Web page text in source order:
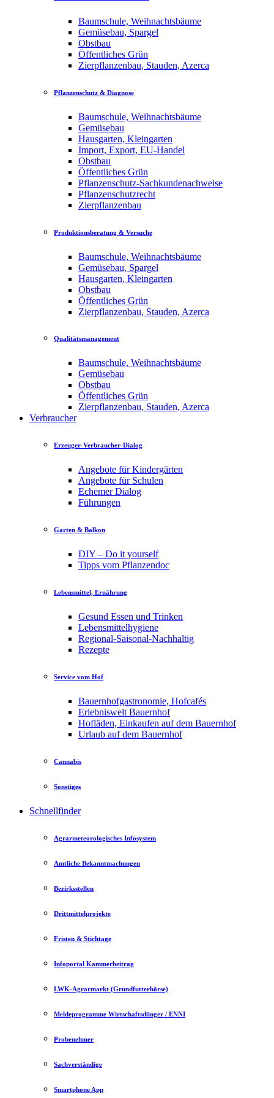
Baumschule, Weihnachtsbäume
Gemüsebau, Spargel
Obstbau
Öffentliches Grün
Zierpflanzenbau, Stauden, Azerca
Pflanzenschutz & Diagnose
Baumschule, Weihnachtsbäume
Gemüsebau
Hausgarten, Kleingarten
Import, Export, EU-Handel
Obstbau
Öffentliches Grün
Pflanzenschutz-Sachkundenachweise
Pflanzenschutzrecht
Zierpflanzenbau
Produktionsberatung & Versuche
Baumschule, Weihnachtsbäume
Gemüsebau, Spargel
Hausgarten, Kleingarten
Obstbau
Öffentliches Grün
Zierpflanzenbau, Stauden, Azerca
Qualitätsmanagement
Baumschule, Weihnachtsbäume
Gemüsebau
Obstbau
Öffentliches Grün
Zierpflanzenbau, Stauden, Azerca
Verbraucher
Erzeuger-Verbraucher-Dialog
Angebote für Kindergärten
Angebote für Schulen
Echemer Dialog
Führungen
Garten & Balkon
DIY – Do it yourself
Tipps vom Pflanzendoc
Lebensmittel, Ernährung
Gesund Essen und Trinken
Lebensmittelhygiene
Regional-Saisonal-Nachhaltig
Rezepte
Service vom Hof
Bauernhofgastronomie, Hofcafés
Erlebniswelt Bauernhof
Hofläden, Einkaufen auf dem Bauernhof
Urlaub auf dem Bauernhof
Cannabis
Sonstiges
Schnellfinder
Agrarmeteorologisches Infosystem
Amtliche Bekanntmachungen
Bezirksstellen
Drittmittelprojekte
Fristen & Stichtage
Infoportal Kammerbeitrag
LWK-Agrarmarkt (Grundfutterbörse)
Meldeprogramme Wirtschaftsdünger / ENNI
Probenehmer
Sachverständige
Smartphone App